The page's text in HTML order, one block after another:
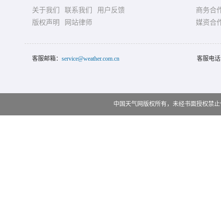
关于我们 联系我们
用户反馈
版权声明
网站律师
商务合
媒资合
客服邮箱： service@weather.com.cn 客服电
中国天气网版权所有，未经书面授权